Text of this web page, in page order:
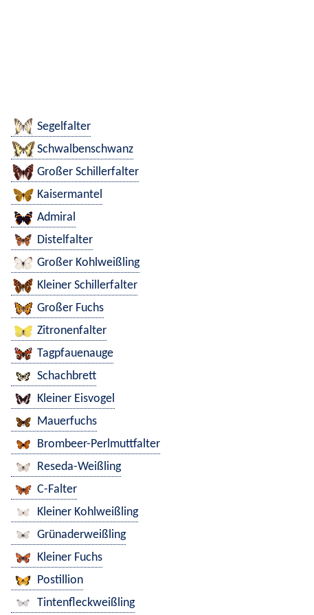
Segelfalter
Schwalbenschwanz
Großer Schillerfalter
Kaisermantel
Admiral
Distelfalter
Großer Kohlweißling
Kleiner Schillerfalter
Großer Fuchs
Zitronenfalter
Tagpfauenauge
Schachbrett
Kleiner Eisvogel
Mauerfuchs
Brombeer-Perlmuttfalter
Reseda-Weißling
C-Falter
Kleiner Kohlweißling
Grünaderweißling
Kleiner Fuchs
Postillion
Tintenfleckweißling